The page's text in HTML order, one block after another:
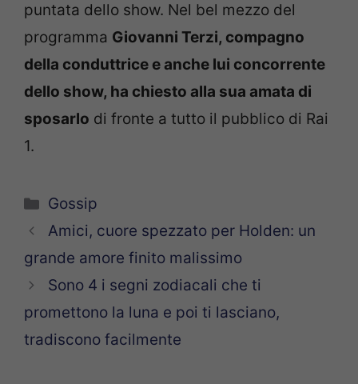
puntata dello show. Nel bel mezzo del
programma Giovanni Terzi, compagno
della conduttrice e anche lui concorrente
dello show, ha chiesto alla sua amata di
sposarlo di fronte a tutto il pubblico di Rai
1.
Categorie
Gossip
Amici, cuore spezzato per Holden: un
grande amore finito malissimo
Sono 4 i segni zodiacali che ti
promettono la luna e poi ti lasciano,
tradiscono facilmente